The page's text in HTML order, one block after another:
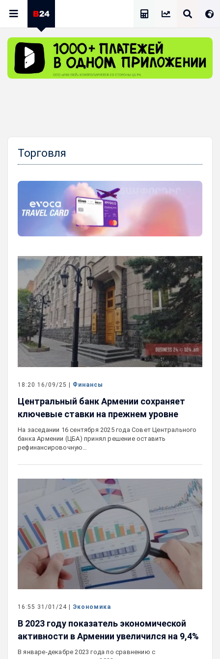
Торговля
18:20 16/09/25 | Финансы
Центральный банк Армении сохраняет
ключевые ставки на прежнем уровне
На заседании 16 сентября 2025 года Совет Центрального
банка Армении (ЦБА) принял решение оставить
рефинансировочную…
16:55 31/01/24 | Экономика
В 2023 году показатель экономической
активности в Армении увеличился на 9,4%
В январе-декабре 2023 года по сравнению с